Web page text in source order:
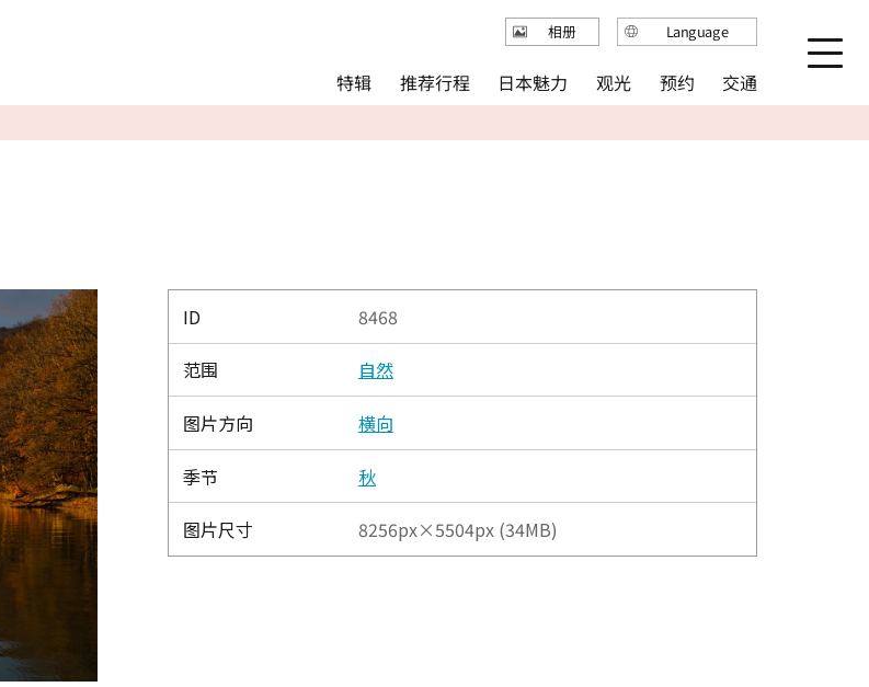
推荐行程
观光
简体中文
ID 8468
范围 自然
图片方向 横向
季节 秋
图片尺寸 8256px×5504px (34MB)
特辑 推荐行程 日本魅力 观光 预约 交通
相册 Language
English
简体中文